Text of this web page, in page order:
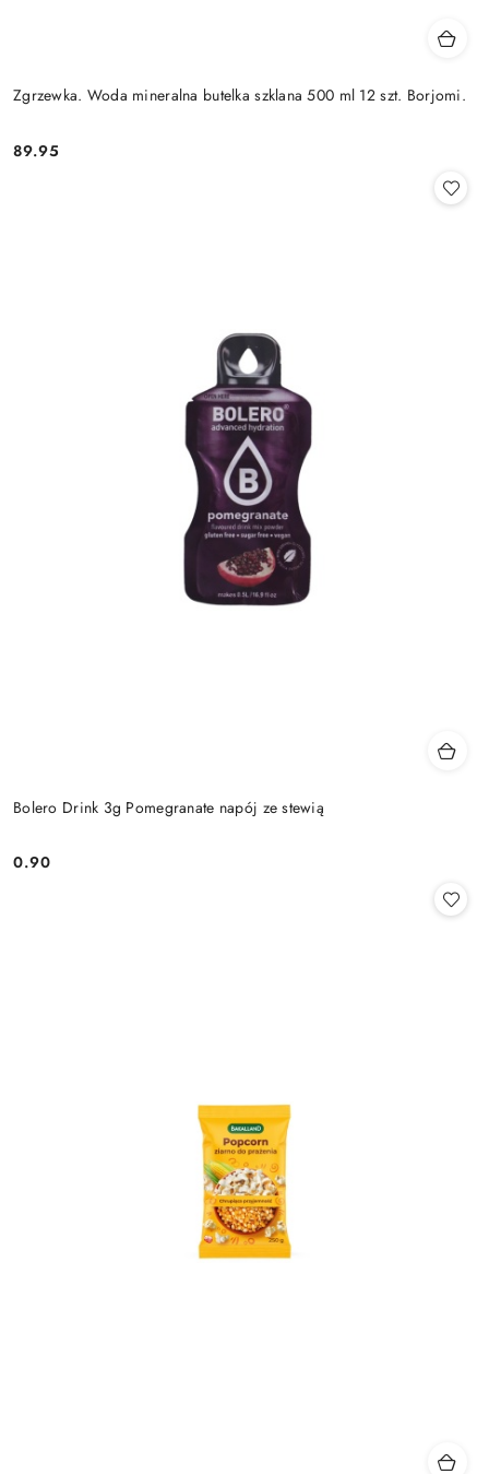
Zgrzewka. Woda mineralna butelka szklana 500 ml 12 szt. Borjomi.
Cena:
89.95
Bolero Drink 3g Pomegranate napój ze stewią
Cena:
0.90